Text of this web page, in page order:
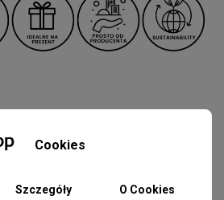
Cookies
Szczegóły O Cookies